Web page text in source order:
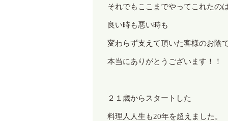
それでもここまでやってこれたの
良い時も悪い時も
変わらず支えて頂いた客様のお陰で
本当にありがとうございます！！
２１歳からスタートした
料理人人生も20年を超えました。